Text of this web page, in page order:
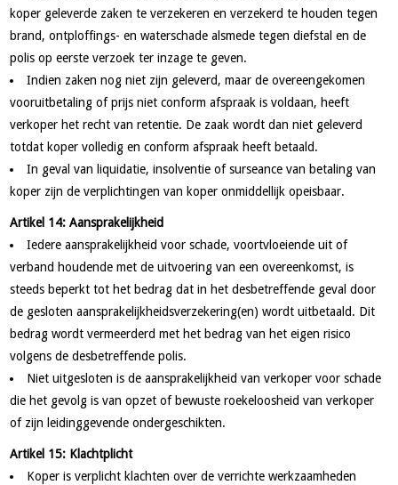
koper geleverde zaken te verzekeren en verzekerd te houden tegen
brand, ontploffings- en waterschade alsmede tegen diefstal en de
polis op eerste verzoek ter inzage te geven.
Indien zaken nog niet zijn geleverd, maar de overeengekomen
vooruit­betaling of prijs niet conform afspraak is voldaan, heeft
verkoper het recht van retentie. De zaak wordt dan niet geleverd
totdat koper volledig en conform afspraak heeft betaald.
In geval van liquidatie, insolventie of surseance van betaling van
koper zijn de verplichtingen van koper onmiddellijk opeisbaar.
Artikel 14: Aansprakelijkheid
Iedere aansprakelijkheid voor schade, voortvloeiende uit of
verband houdende met de uitvoering van een overeenkomst, is
steeds beperkt tot het bedrag dat in het desbetreffende geval door
de gesloten aansprakelijkheidsverzekering(en) wordt uitbetaald. Dit
bedrag wordt vermeerderd met het bedrag van het eigen risico
volgens de desbetreffende polis.
Niet uitgesloten is de aansprakelijkheid van verkoper voor schade
die het gevolg is van opzet of bewuste roekeloosheid van verkoper
of zijn leidinggevende ondergeschikten.
Artikel 15: Klachtplicht
Koper is verplicht klachten over de verrichte werkzaamheden